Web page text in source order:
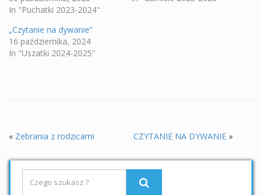
In "Puchatki 2023-2024"
„Czytanie na dywanie”
16 października, 2024
In "Uszatki 2024-2025"
« Zebrania z rodzicami CZYTANIE NA DYWANIE»